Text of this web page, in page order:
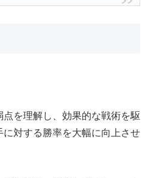
を理解し、効果的な戦術を駆
対する勝率を大幅に向上させ